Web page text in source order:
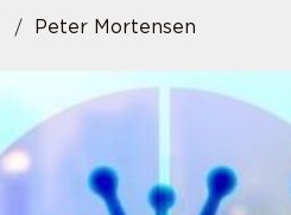
Peter Mortensen